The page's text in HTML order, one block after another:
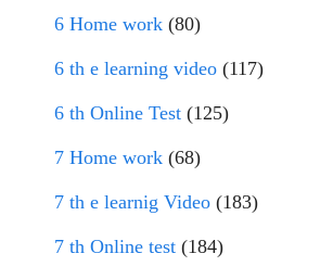
6 Home work (80)
6 th e learning video (117)
6 th Online Test (125)
7 Home work (68)
7 th e learnig Video (183)
7 th Online test (184)